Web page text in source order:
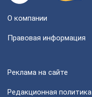
О компании
Правовая информация
Реклама на сайте
Редакционная политика